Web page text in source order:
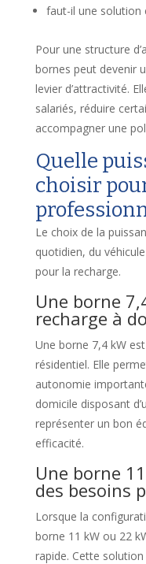
faut-il une solution
Pour une structure
bornes peut devenir
levier d’attractivité.
salariés, réduire
accompagner une
Quelle
choisir
Le choix de la
quotidien, du
pour la recharge.
Une borne
recharge à
Une borne 7,4 kW
résidentiel. Elle
autonomie
domicile disposant
représenter un bon
efficacité.
Une borne
des besoins
Lorsque la
borne 11 kW ou 22
rapide. Cette